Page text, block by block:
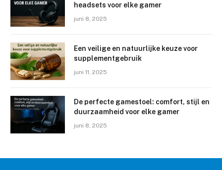
headsets voor elke gamer
juni 8, 2025
Een veilige en natuurlijke keuze voor
supplementgebruik
juni 11, 2025
De perfecte gamestoel: comfort, stijl en
duurzaamheid voor elke gamer
juni 8, 2025